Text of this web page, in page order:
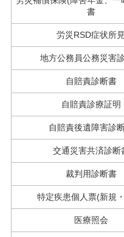
書
労災RSD症状所見
地方公務員公務災害
自賠責診断書
自賠責診療証明
自賠責後遺障害診
交通災害共済診断
裁判用診断書
特定疾患個人票(新規
医療照会